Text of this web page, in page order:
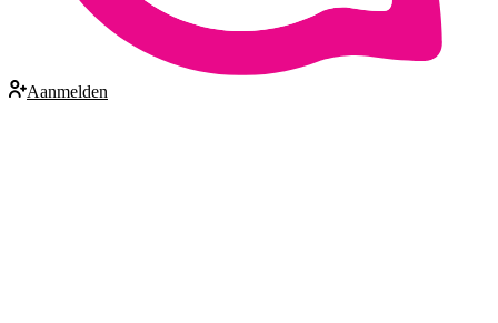
Aanmelden